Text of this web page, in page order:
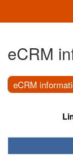
eCRM
eCRM